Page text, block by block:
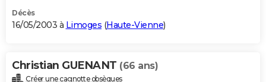
Décès
16/05/2003 à Limoges (Haute-Vienne)
Christian GUENANT (66 ans)
Créer une cagnotte obsèques